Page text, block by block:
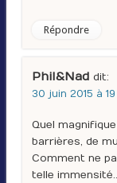
Répondre
Phil&Nad dit :
30 juin 2015 à
Quel
barrières, de
Comment ne
telle